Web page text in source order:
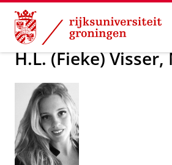
Skip
Content
Skip
Navigation
Over ons H.L. (Fieke)
H.L. (Fieke) Visser,